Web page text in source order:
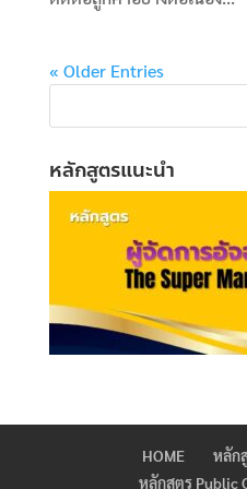
« Older Entries
หลักสูตรแนะนำ
HOME
หลัก
หลักสูตร Public